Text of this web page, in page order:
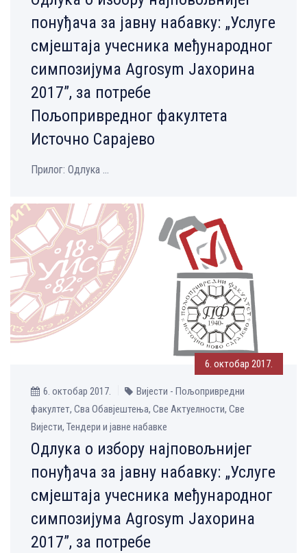
понуђача за јавну набавку: „Услуге
смјештаја учесника међународног
симпозијума Agrosym Јахорина
2017”, за потребе
Пољопривредног факултета
Источно Сарајево
Прилог: Одлука ...
6. октобар 2017.
6. октобар 2017.
Вијести - Пољопривредни
факултет, Сва Обавјештења, Све Aктуелности, Све
Вијести, Тендери и јавне набавке
Одлука о избору најповољнијег
понуђача за јавну набавку: „Услуге
смјештаја учесника међународног
симпозијума Agrosym Јахорина
2017”, за потребе